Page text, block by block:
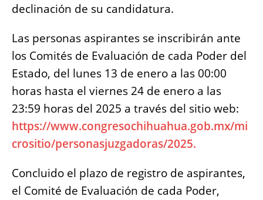
declinación de su candidatura.
Las personas aspirantes se inscribirán ante
los Comités de Evaluación de cada Poder del
Estado, del lunes 13 de enero a las 00:00
horas hasta el viernes 24 de enero a las
23:59 horas del 2025 a través del sitio web:
https://www.congresochihuahua.gob.mx/mi
crositio/personasjuzgadoras/2025.
Concluido el plazo de registro de aspirantes,
el Comité de Evaluación de cada Poder,